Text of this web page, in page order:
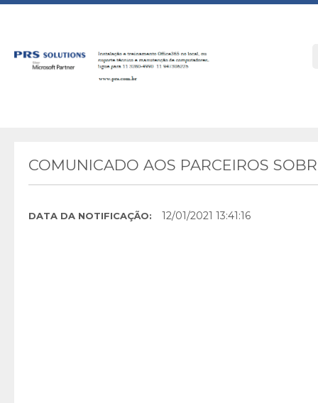
COMUNICADO AOS PARCEIROS
DATA DA NOTIFICAÇÃO: 12/01/2021 13:41:16